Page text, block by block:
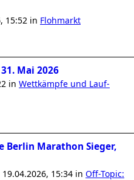
15:52 in Flohmarkt
Mai 2026
in Wettkämpfe und Lauf-
Berlin Marathon Sieger,
19.04.2026, 15:34 in Off-Topic: